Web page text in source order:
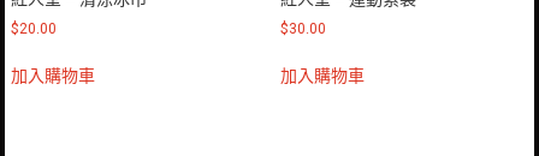
$20.00
加入購物車
$30.00
加入購物車